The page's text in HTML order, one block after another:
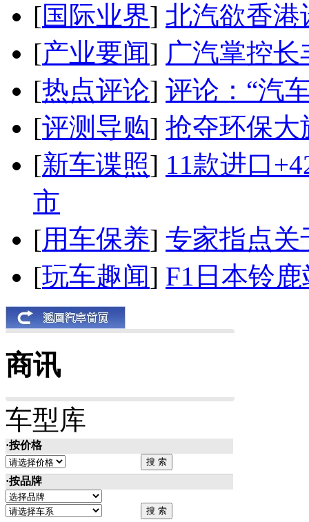
[国际业界] 北汽欲香港
[产业要闻] 广汽掌控
[热点评论] 评论：“汽
[评测导购] 抢夺环保大
[新车谍照] 11款进口
市
[用车保养] 专家指点关
[玩车趣闻] F1日本铃
商讯
车型库
·按价格
·按品牌